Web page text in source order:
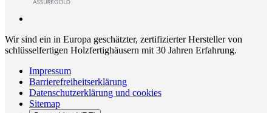
Wir sind ein in Europa geschätzter, zertifizierter Hersteller von
schlüsselfertigen Holzfertighäusern mit 30 Jahren Erfahrung.
Impressum
Barrierefreiheitserklärung
Datenschutzerklärung und cookies
Sitemap